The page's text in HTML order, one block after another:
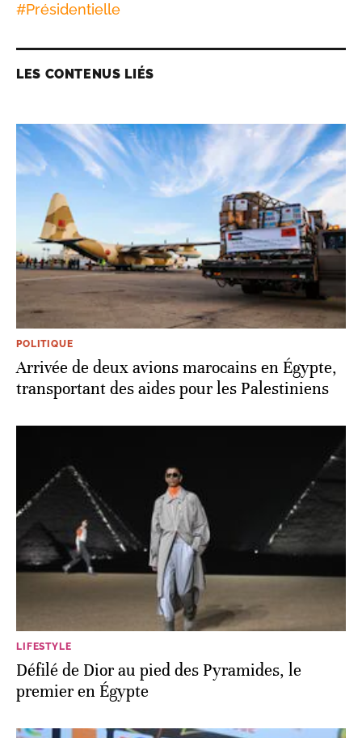
#Présidentielle
LES CONTENUS LIÉS
POLITIQUE
Arrivée de deux avions marocains en Égypte,
transportant des aides pour les Palestiniens
LIFESTYLE
Défilé de Dior au pied des Pyramides, le
premier en Égypte